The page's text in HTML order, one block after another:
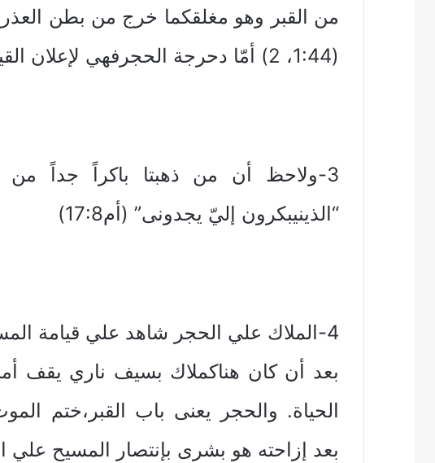
من القبر وهو مغلقكما خرج من بطن
(1:44، 2) أمّا دحرجة الحجرفهي لإعلان القيامة (2:28)
3-ولاحظ أن من ذهبتا باكراً جداً من
“الذينيبكرون إليّ يجدونى” (أم17:8)
4-الملاك علي الحجر شاهد علي قيامة
بعد أن كان هناكملاك بسيف ناري يقف
الحياة. والحجر يعنى باب القبر،ختم
بعد إزاحته هو بشرى بإنتصار المسيح علي